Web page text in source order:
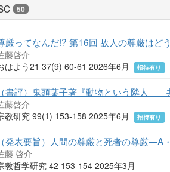
50
厳ってなんだ!? 第16回 故人の尊厳はど
藤啓介
はよう21 37(9) 60-61 2026年6月
招待有り
書評）鬼頭葉子著『動物という隣人――
藤啓介
教研究 99(1) 153-158 2025年6月
招待有り
発表要旨）人間の尊厳と死者の尊厳―A
藤 啓介
教哲学研究 42 153-154 2025年3月